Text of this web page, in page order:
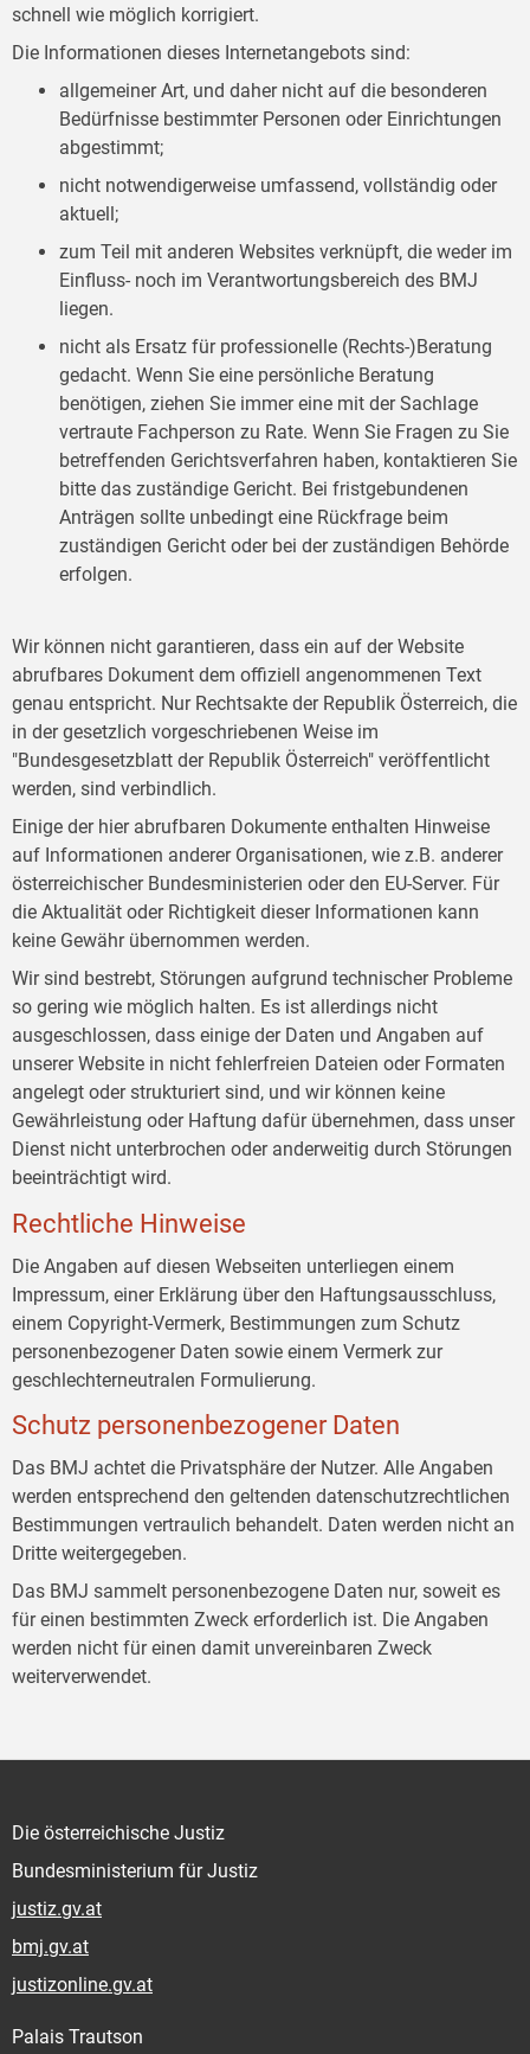
schnell wie möglich korrigiert.
Die Informationen dieses Internetangebots sind:
allgemeiner Art, und daher nicht auf die besonderen
Bedürfnisse bestimmter Personen oder Einrichtungen
abgestimmt;
nicht notwendigerweise umfassend, vollständig oder
aktuell;
zum Teil mit anderen Websites verknüpft, die weder im
Einfluss- noch im Verantwortungsbereich des BMJ
liegen.
nicht als Ersatz für professionelle (Rechts-)Beratung
gedacht. Wenn Sie eine persönliche Beratung
benötigen, ziehen Sie immer eine mit der Sachlage
vertraute Fachperson zu Rate. Wenn Sie Fragen zu Sie
betreffenden Gerichtsverfahren haben, kontaktieren Sie
bitte das zuständige Gericht. Bei fristgebundenen
Anträgen sollte unbedingt eine Rückfrage beim
zuständigen Gericht oder bei der zuständigen Behörde
erfolgen.
Wir können nicht garantieren, dass ein auf der Website
abrufbares Dokument dem offiziell angenommenen Text
genau entspricht. Nur Rechtsakte der Republik Österreich, die
in der gesetzlich vorgeschriebenen Weise im
"Bundesgesetzblatt der Republik Österreich" veröffentlicht
werden, sind verbindlich.
Einige der hier abrufbaren Dokumente enthalten Hinweise
auf Informationen anderer Organisationen, wie z.B. anderer
österreichischer Bundesministerien oder den EU-Server. Für
die Aktualität oder Richtigkeit dieser Informationen kann
keine Gewähr übernommen werden.
Wir sind bestrebt, Störungen aufgrund technischer Probleme
so gering wie möglich halten. Es ist allerdings nicht
ausgeschlossen, dass einige der Daten und Angaben auf
unserer Website in nicht fehlerfreien Dateien oder Formaten
angelegt oder strukturiert sind, und wir können keine
Gewährleistung oder Haftung dafür übernehmen, dass unser
Dienst nicht unterbrochen oder anderweitig durch Störungen
beeinträchtigt wird.
Rechtliche Hinweise
Die Angaben auf diesen Webseiten unterliegen einem
Impressum, einer Erklärung über den Haftungsausschluss,
einem Copyright-Vermerk, Bestimmungen zum Schutz
personenbezogener Daten sowie einem Vermerk zur
geschlechterneutralen Formulierung.
Schutz personenbezogener Daten
Das BMJ achtet die Privatsphäre der Nutzer. Alle Angaben
werden entsprechend den geltenden datenschutzrechtlichen
Bestimmungen vertraulich behandelt. Daten werden nicht an
Dritte weitergegeben.
Das BMJ sammelt personenbezogene Daten nur, soweit es
für einen bestimmten Zweck erforderlich ist. Die Angaben
werden nicht für einen damit unvereinbaren Zweck
weiterverwendet.
Die österreichische Justiz
Bundesministerium für Justiz
justiz.gv.at
bmj.gv.at
justizonline.gv.at
Palais Trautson